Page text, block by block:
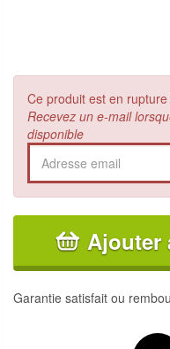
Ce produit est en
Recevez un e-mail
disponible
Ajouter
Garantie satisfait ou